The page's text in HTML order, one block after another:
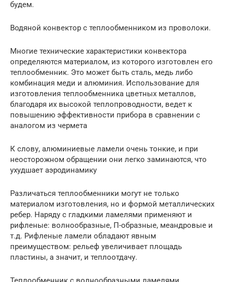
будем.
Водяной конвектор с теплообменником из проволоки.
Многие технические характеристики конвектора
определяются материалом, из которого изготовлен его
теплообменник. Это может быть сталь, медь либо
комбинация меди и алюминия. Использование для
изготовления теплообменника цветных металлов,
благодаря их высокой теплопроводности, ведет к
повышению эффективности прибора в сравнении с
аналогом из чермета
К слову, алюминиевые ламели очень тонкие, и при
неосторожном обращении они легко заминаются, что
ухудшает аэродинамику
Различаться теплообменники могут не только
материалом изготовления, но и формой металлических
ребер. Наряду с гладкими ламелями применяют и
рифленые: волнообразные, П-образные, меандровые и
т.д. Рифленые ламели обладают явным
преимуществом: рельеф увеличивает площадь
пластины, а значит, и теплоотдачу.